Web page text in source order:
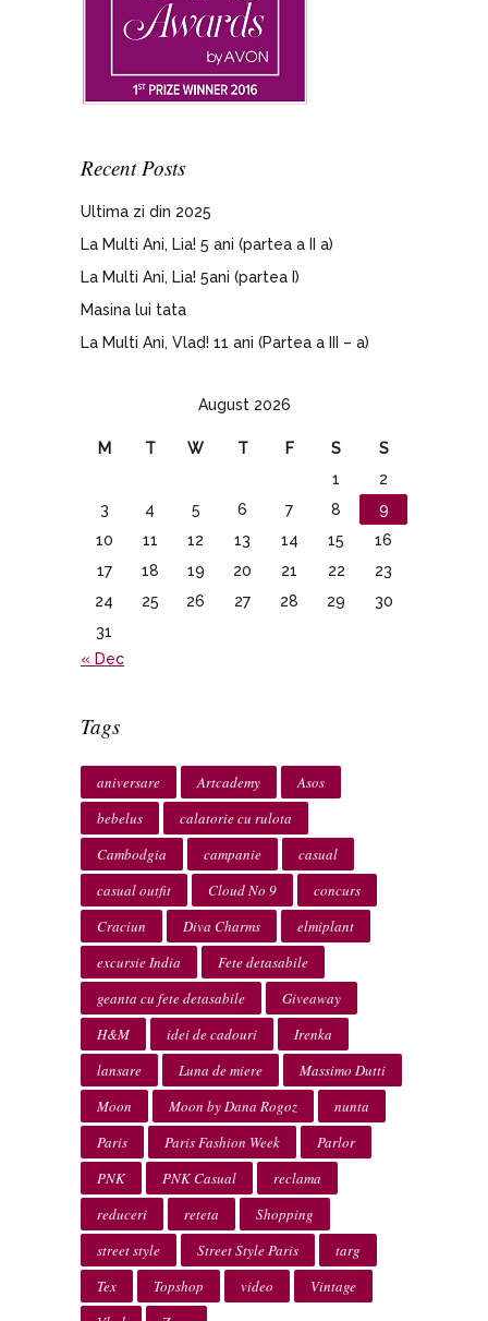
Recent Posts
Ultima zi din 2025
La Multi Ani, Lia! 5 ani (partea a II a)
La Multi Ani, Lia! 5ani (partea I)
Masina lui tata
La Multi Ani, Vlad! 11 ani (Partea a III – a)
August 2026
M T W T F S
S
1
2
3
4 5 6 7 8
9
10
11 12 13 14 15
16
17
18 19 20 21 22
23
24
25 26 27 28 29
30
31
« Dec
Tags
aniversare Artcademy
Asos
bebelus
calatorie cu rulota
Cambodgia
campanie
casual
casual outfit
Cloud No 9
concurs
Craciun
Diva Charms
elmiplant
excursie India
Fete detasabile
geanta cu fete detasabile
Giveaway
H&M
idei de cadouri
Irenka
lansare
Luna de miere
Massimo Dutti
Moon
Moon by Dana Rogoz
nunta
Paris
Paris Fashion Week
Parlor
PNK
PNK Casual
reclama
reduceri
reteta
Shopping
street style
Street Style Paris
targ
Tex
Topshop video
Vintage